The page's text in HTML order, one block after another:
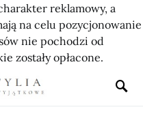
reklamowy, a
na celu pozycjonowanie
nie pochodzi od
zostały opłacone.